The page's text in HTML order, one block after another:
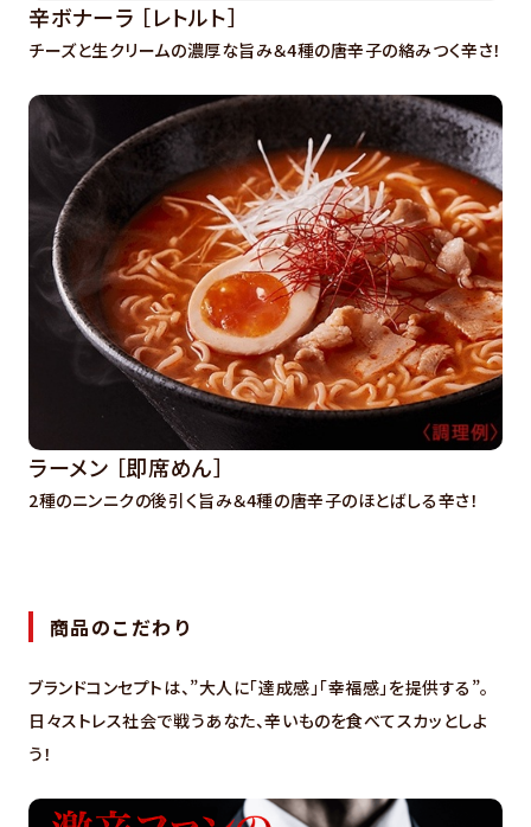
辛ボナーラ ［レトルト］
チーズと生クリームの濃厚な旨み＆4種の唐辛子の絡みつく辛さ！
ラーメン ［即席めん］
2種のニンニクの後引く旨み＆4種の唐辛子のほとばしる辛さ！
商品のこだわり
ブランドコンセプトは、”大人に「達成感」「幸福感」を提供する”。
日々ストレス社会で戦うあなた、辛いものを食べてスカッとしよ
う！